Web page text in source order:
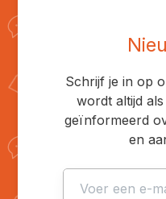
Schrijf je in op
wordt altijd
geïnformeerd
en